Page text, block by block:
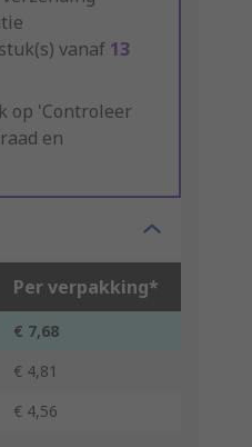
stuk(s) vanaf 13
op 'Controleer
en
Per verpakking*
€ 7,68
€ 4,81
€ 4,56